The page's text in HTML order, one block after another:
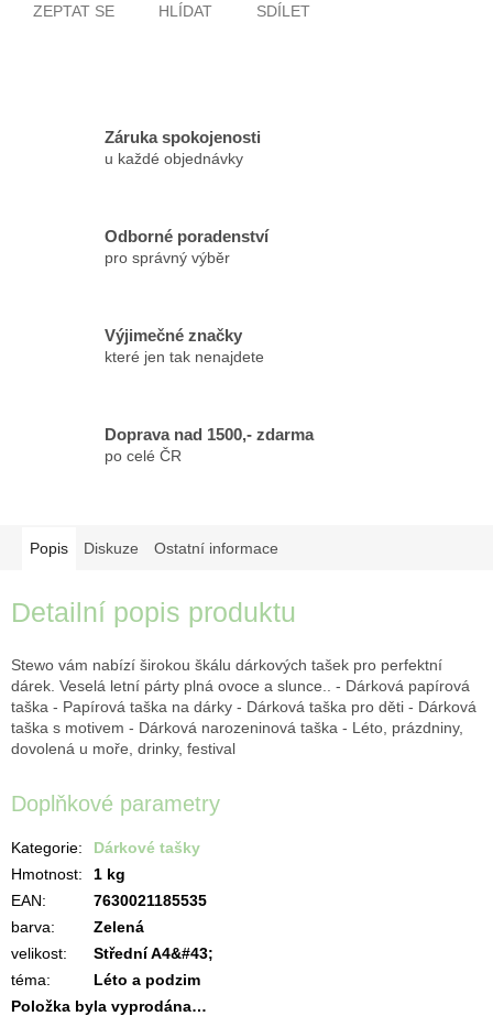
ZEPTAT SE HLÍDAT SDÍLET
Záruka spokojenosti
u každé objednávky
Odborné poradenství
pro správný výběr
Výjimečné značky
které jen tak nenajdete
Doprava nad 1500,- zdarma
po celé ČR
Popis Diskuze Ostatní informace
Detailní popis produktu
Stewo vám nabízí širokou škálu dárkových tašek pro perfektní
dárek. Veselá letní párty plná ovoce a slunce.. - Dárková papírová
taška - Papírová taška na dárky - Dárková taška pro děti - Dárková
taška s motivem - Dárková narozeninová taška - Léto, prázdniny,
dovolená u moře, drinky, festival
Doplňkové parametry
Kategorie:
Dárkové tašky
Hmotnost:
1 kg
EAN:
7630021185535
barva:
Zelená
velikost:
Střední A4&#43;
téma:
Léto a podzim
Položka byla vyprodána…